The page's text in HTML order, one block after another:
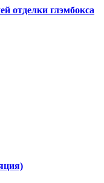
отделки глэмбокса